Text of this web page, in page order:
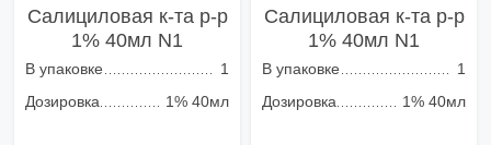
Салициловая к-та р-р
1% 40мл N1
В упаковке
1
Дозировка
1% 40мл
Салициловая к-та р-р
1% 40мл N1
В упаковке
1
Дозировка
1% 40мл